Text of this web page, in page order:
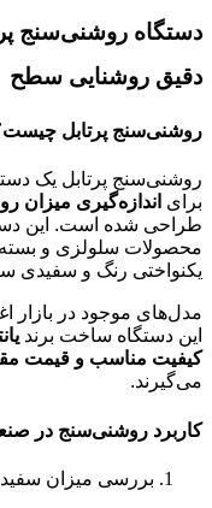
دستگاه روشنی‌سنج
دقیق روشنایی سطح
روشنی‌سنج پرتابل
روشنی‌سنج پرتابل یک
برای اندازه‌گیری میزان
طراحی شده است. این
محصولات سلولزی و
یکنواختی رنگ و سفیدی
مدل‌های موجود در بازار
این دستگاه ساخت برند
کیفیت مناسب و قیمت
می‌گیرند.
کاربرد روشنی‌سنج در
بررسی میزان